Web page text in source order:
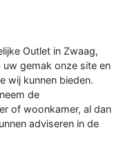
Outlet in Zwaag,
gemak onze site en
wij kunnen bieden.
de
of woonkamer, al dan
adviseren in de